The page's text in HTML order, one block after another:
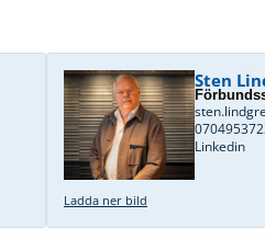
Sten
Linkedin
Ladda ner bild